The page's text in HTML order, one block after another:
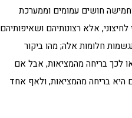
חושים עמומים וממערכת
אלא רצונותיהם ושאיפותיהם
חלומות אלה; מהו ביקור
לכך בריחה מהמציאות, אבל אם
היא בריחה מהמציאות, ולאף אחד